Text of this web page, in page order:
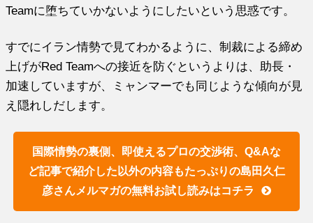
Teamに堕ちていかないようにしたいという思惑です。
すでにイラン情勢で見てわかるように、制裁による締め
上げがRed Teamへの接近を防ぐというよりは、助長・
加速していますが、ミャンマーでも同じような傾向が見
え隠れしだします。
国際情勢の裏側、即使えるプロの交渉術、Q&Aな
ど記事で紹介した以外の内容もたっぷりの島田久仁
彦さんメルマガの無料お試し読みはコチラ